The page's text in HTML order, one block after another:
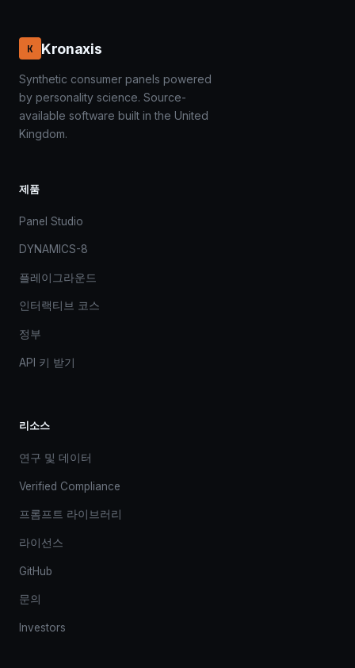
K Kronaxis
Synthetic consumer panels powered
by personality science. Source-
available software built in the United
Kingdom.
제품
Panel Studio
DYNAMICS-8
플레이그라운드
인터랙티브 코스
정부
API 키 받기
리소스
연구 및 데이터
Verified Compliance
프롬프트 라이브러리
라이선스
GitHub
문의
Investors